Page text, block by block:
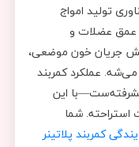
تولید امواج
عمق عضلات و
جریان خون موضعی،
عملکرد کمربند
این
استراحته. شما
کمربند پلاتینر